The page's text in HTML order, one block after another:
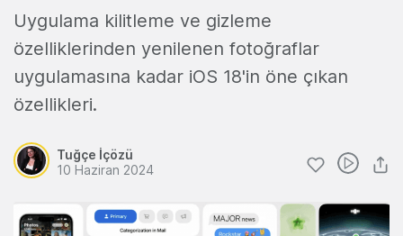
Uygulama kilitleme ve gizleme
özelliklerinden yenilenen fotoğraflar
uygulamasına kadar iOS 18'in öne çıkan
özellikleri.
Tuğçe İçözü
10 Haziran 2024